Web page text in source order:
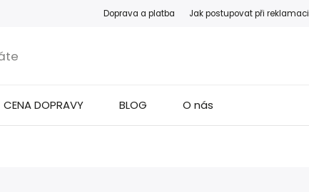
Doprava a platba Jak postupovat při reklamaci
CENA DOPRAVY BLOG O nás